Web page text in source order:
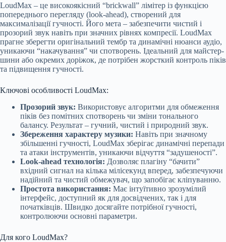
LoudMax – це високоякісний “brickwall” лімітер із функцією
попереднього перегляду (look-ahead), створений для
максималізації гучності. Його мета – забезпечити чистий і
прозорий звук навіть при значних рівнях компресії. LoudMax
прагне зберегти оригінальний тембр та динамічні нюанси аудіо,
уникаючи “накачування” чи спотворень. Ідеальний для майстер-
шини або окремих доріжок, де потрібен жорсткий контроль піків
та підвищення гучності.
Ключові особливості LoudMax:
Прозорий звук: Використовує алгоритми для обмеження
піків без помітних спотворень чи зміни тонального
балансу. Результат – гучний, чистий і природний звук.
Збереження характеру музики: Навіть при значному
збільшенні гучності, LoudMax зберігає динамічні перепади
та атаки інструментів, уникаючи відчуття “задушеності”.
Look-ahead технологія: Дозволяє плагіну “бачити”
вхідний сигнал на кілька мілісекунд вперед, забезпечуючи
надійний та чистий обмежувач, що запобігає кліпуванню.
Простота використання: Має інтуїтивно зрозумілий
інтерфейс, доступний як для досвідчених, так і для
початківців. Швидко досягайте потрібної гучності,
контролюючи основні параметри.
Для кого LoudMax?